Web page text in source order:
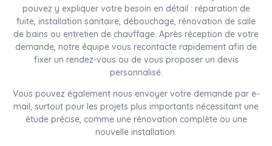
pouvez y expliquer votre besoin en détail : réparation de
fuite, installation sanitaire, débouchage, rénovation de salle
de bains ou entretien de chauffage. Après réception de votre
demande, notre équipe vous recontacte rapidement afin de
fixer un rendez-vous ou de vous proposer un devis
personnalisé.
Vous pouvez également nous envoyer votre demande par e-
mail, surtout pour les projets plus importants nécessitant une
étude précise, comme une rénovation complète ou une
nouvelle installation.